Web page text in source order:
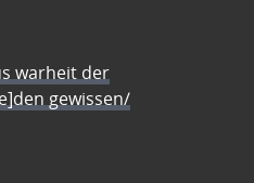
warheit der
gewissen/